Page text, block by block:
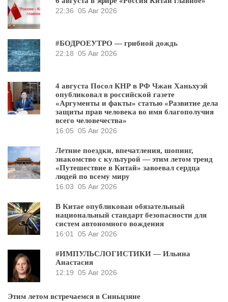
22:36 05 Авг 2026
#БОДРОЕУТРО — грибной дождь
22:18 05 Авг 2026
4 августа Посол КНР в РФ Чжан Ханьхуэй
опубликовал в российской газете
«Аргументы и факты» статью «Развитие дела
защиты прав человека во имя благополучия
всего человечества»
16:05 05 Авг 2026
Летние поездки, впечатления, шопинг,
знакомство с культурой — этим летом тренд
«Путешествие в Китай» завоевал сердца
людей по всему миру
16:03 05 Авг 2026
В Китае опубликован обязательный
национальный стандарт безопасности для
систем автономного вождения
16:01 05 Авг 2026
#ИМПУЛЬСЛОГИСТИКИ — Ильина
Анастасия
12:19 05 Авг 2026
Этим летом встречаемся в Синьцзяне